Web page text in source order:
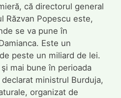
că directorul general
Răzvan Popescu este,
se va pune în
Este un
peste un miliard de lei.
mai bune în perioada
declarat ministrul Burduja,
organizat de